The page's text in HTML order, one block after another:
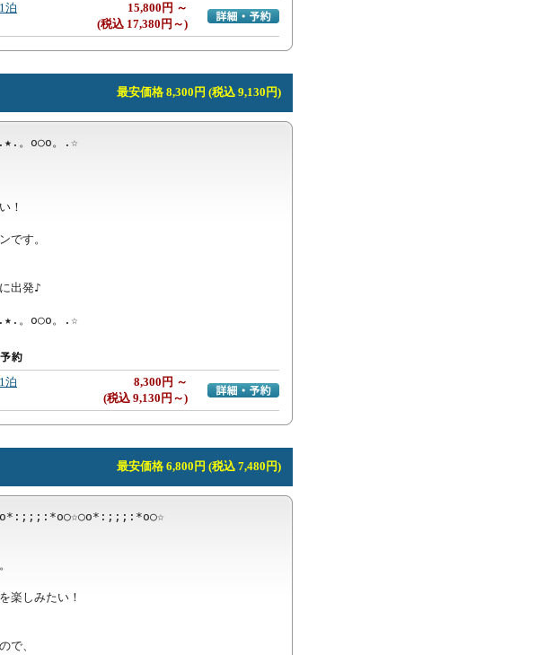
泊
15,800円 ～
(税込 17,380円～)
詳細・予約へ
最安価格 8,300円 (税込 9,130円)
。o○o。.☆
！
です。
出発♪
。o○o。.☆
泊
8,300円 ～
(税込 9,130円～)
詳細・予約へ
最安価格 6,800円 (税込 7,480円)
楽しみたい！
で、